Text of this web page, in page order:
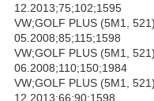
12.2013;75;102;1595
VW;GOLF PLUS (5M1,
05.2008;85;115;1598
VW;GOLF PLUS (5M1,
06.2008;110;150;1984
VW;GOLF PLUS (5M1,
12.2013;66;90;1598